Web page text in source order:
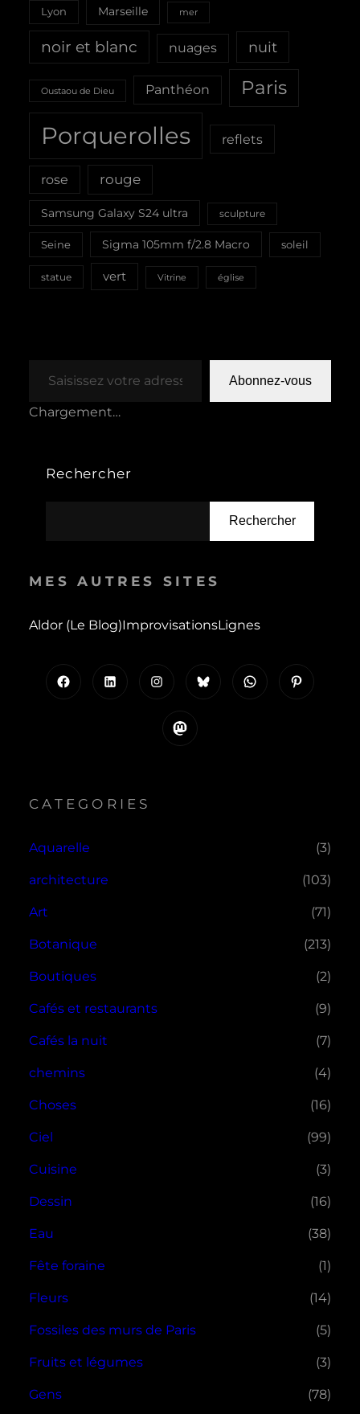
Lyon Marseille mer
noir et blanc nuages nuit
Oustaou de Dieu Panthéon Paris
Porquerolles reflets
rose rouge
Samsung Galaxy S24 ultra sculpture
Seine Sigma 105mm f/2.8 Macro soleil
statue vert Vitrine église
Abonnez-vous
Chargement…
Rechercher
Rechercher
MES AUTRES SITES
Aldor (le Blog)ImprovisationsLignes
Instagram WhatsApp
Mastodon
CATEGORIES
Aquarelle (3)
architecture (103)
Art (71)
Botanique (213)
Boutiques (2)
Cafés et restaurants (9)
Cafés la nuit (7)
chemins (4)
Choses (16)
Ciel (99)
Cuisine (3)
Dessin (16)
Eau (38)
Fête foraine (1)
Fleurs (14)
Fossiles des murs de Paris (5)
Fruits et légumes (3)
Gens (78)